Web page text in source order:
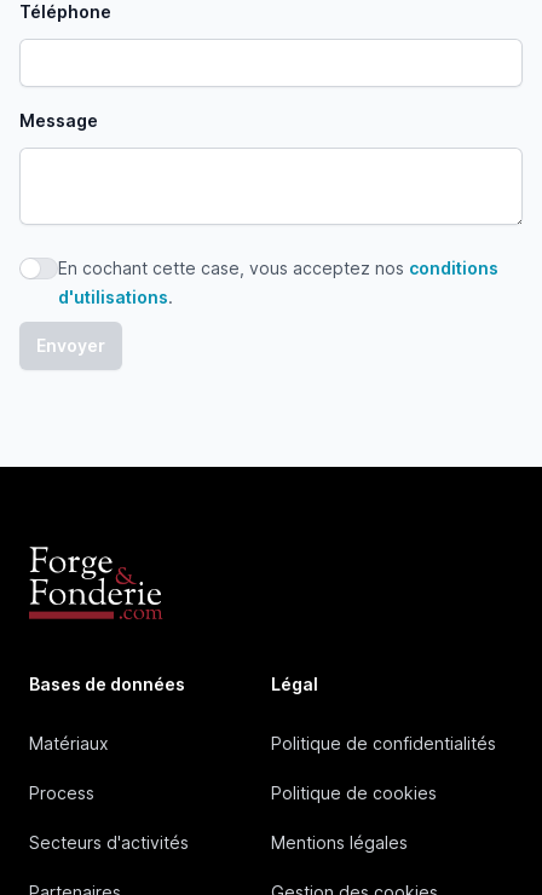
Téléphone
Message
En cochant cette case, vous acceptez nos conditions
En cochant cette case, vous acceptez nos conditions
d'utilisations.
Bases de données
Matériaux
Process
Secteurs d'activités
Légal
Politique de confidentialités
Politique de cookies
Mentions légales